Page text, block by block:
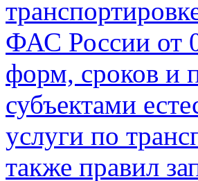
ФАС России от
форм, сроков и
субъектами
услуги по
также правил